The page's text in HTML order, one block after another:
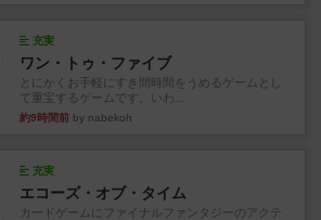
充実
ワン・トゥ・ファイブ
とにかくお手軽にすき間時間をうめるゲームとし
て重宝するゲームです。いわ...
約9時間前 by nabekoh
充実
エコーズ・オブ・タイム
カードゲームにファイナルファンタジーのアクテ